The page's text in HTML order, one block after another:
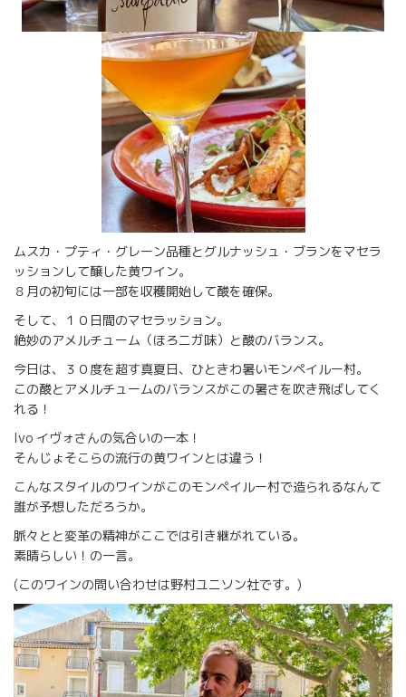
ムスカ・プティ・グレーン品種とグルナッシュ・ブランをマセラ
ッションして醸した黄ワイン。
８月の初旬には一部を収穫開始して酸を確保。
そして、１０日間のマセラッション。
絶妙のアメルチューム（ほろニガ味）と酸のバランス。
今日は、３０度を超す真夏日、ひときわ暑いモンペイルー村。
この酸とアメルチュームのバランスがこの暑さを吹き飛ばしてく
れる！
Ivo イヴォさんの気合いの一本！
そんじょそこらの流行の黄ワインとは違う！
こんなスタイルのワインがこのモンペイルー村で造られるなんて
誰が予想しただろうか。
脈々とと変革の精神がここでは引き継がれている。
素晴らしい！の一言。
(このワインの問い合わせは野村ユニソン社です。)